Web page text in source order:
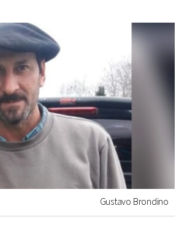
Gustavo Brondino